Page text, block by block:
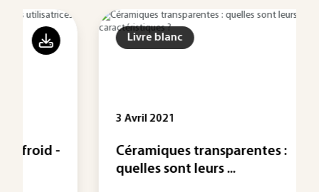
Livre blanc
Céramiques transparentes :
quelles sont leurs ...